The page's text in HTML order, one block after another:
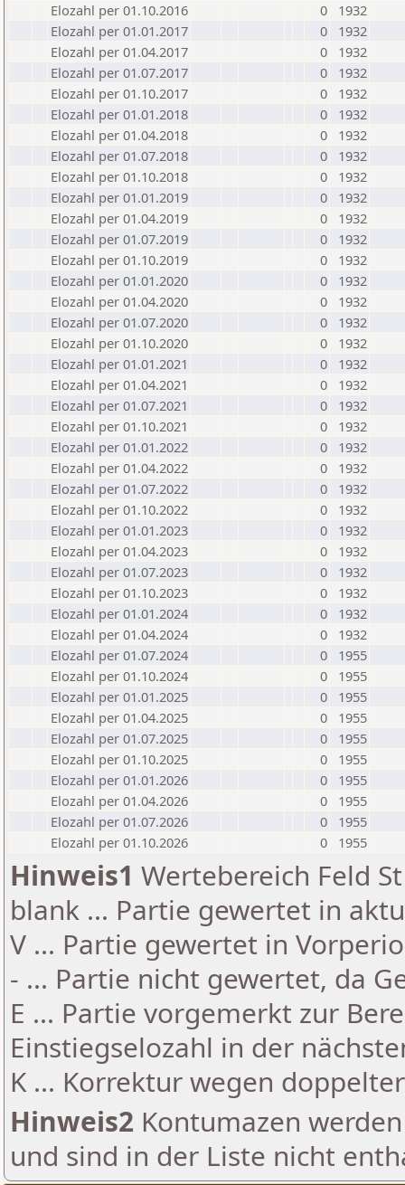
Elozahl per 01.10.2016
0
1932
Elozahl per 01.01.2017
0
1932
Elozahl per 01.04.2017
0
1932
Elozahl per 01.07.2017
0
1932
Elozahl per 01.10.2017
0
1932
Elozahl per 01.01.2018
0
1932
Elozahl per 01.04.2018
0
1932
Elozahl per 01.07.2018
0
1932
Elozahl per 01.10.2018
0
1932
Elozahl per 01.01.2019
0
1932
Elozahl per 01.04.2019
0
1932
Elozahl per 01.07.2019
0
1932
Elozahl per 01.10.2019
0
1932
Elozahl per 01.01.2020
0
1932
Elozahl per 01.04.2020
0
1932
Elozahl per 01.07.2020
0
1932
Elozahl per 01.10.2020
0
1932
Elozahl per 01.01.2021
0
1932
Elozahl per 01.04.2021
0
1932
Elozahl per 01.07.2021
0
1932
Elozahl per 01.10.2021
0
1932
Elozahl per 01.01.2022
0
1932
Elozahl per 01.04.2022
0
1932
Elozahl per 01.07.2022
0
1932
Elozahl per 01.10.2022
0
1932
Elozahl per 01.01.2023
0
1932
Elozahl per 01.04.2023
0
1932
Elozahl per 01.07.2023
0
1932
Elozahl per 01.10.2023
0
1932
Elozahl per 01.01.2024
0
1932
Elozahl per 01.04.2024
0
1932
Elozahl per 01.07.2024
0
1955
Elozahl per 01.10.2024
0
1955
Elozahl per 01.01.2025
0
1955
Elozahl per 01.04.2025
0
1955
Elozahl per 01.07.2025
0
1955
Elozahl per 01.10.2025
0
1955
Elozahl per 01.01.2026
0
1955
Elozahl per 01.04.2026
0
1955
Elozahl per 01.07.2026
0
1955
Elozahl per 01.10.2026
0 1955
Hinweis1 Wertebereich Feld
blank ... Partie gewertet in
V ... Partie gewertet in
- ... Partie nicht gewertet, da
E ... Partie vorgemerkt zur
Einstiegselozahl in der
K ... Korrektur wegen
Hinweis2 Kontumazen
und sind in der Liste nicht